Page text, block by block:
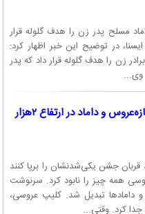
مسلح پدر زن را هدف گلوله قرار
در توضیح این خبر اظهار کرد:
زن را هدف گلوله قرار داد که پدر
وی...
پایان تلخ تازه‌عروس و داماد در ارتفاع ٢‌هزار
قربان جشن یکی‌شدنشان را برپا کنند
همه چیز را نابود کرد. سرنوشت
دامادها تبدیل شد. کلیپ عروسی،
جدا کرد. وقتی...